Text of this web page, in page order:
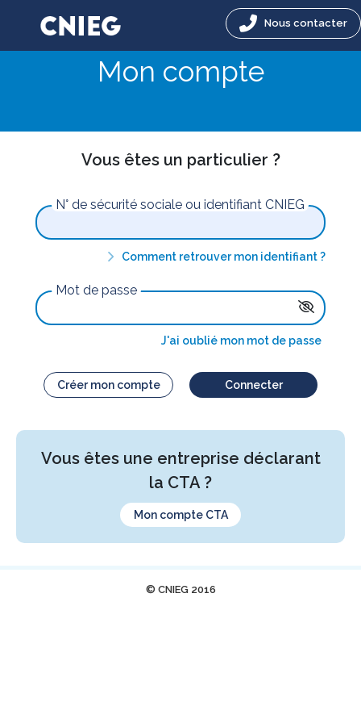
Nous contacter
Mon compte
Vous êtes un particulier ?
N° de sécurité sociale ou identifiant CNIEG
Comment retrouver mon identifiant ?
Mot de passe
J'ai oublié mon mot de passe
Créer mon compte Connecter
Vous êtes une entreprise déclarant
la CTA ?
Mon compte CTA
© CNIEG 2016